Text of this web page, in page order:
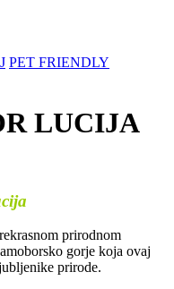
PET FRIENDLY
LUCIJA
prirodnom
gorje koja ovaj
prirode.